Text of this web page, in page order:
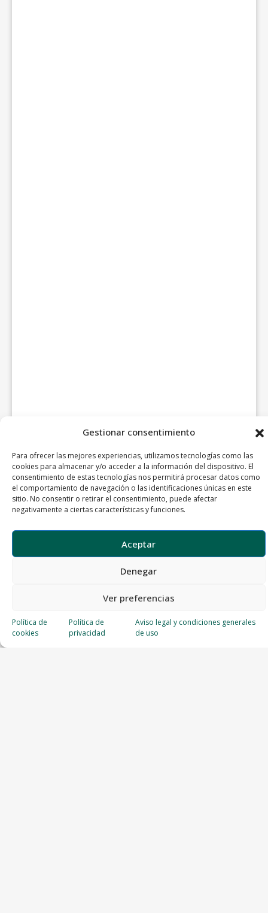
Gestionar consentimiento
Para ofrecer las mejores experiencias, utilizamos tecnologías como las
cookies para almacenar y/o acceder a la información del dispositivo. El
consentimiento de estas tecnologías nos permitirá procesar datos como
el comportamiento de navegación o las identificaciones únicas en este
sitio. No consentir o retirar el consentimiento, puede afectar
negativamente a ciertas características y funciones.
Aceptar
Denegar
Ver preferencias
Política de
cookies
Política de
privacidad
Aviso legal y condiciones generales
de uso